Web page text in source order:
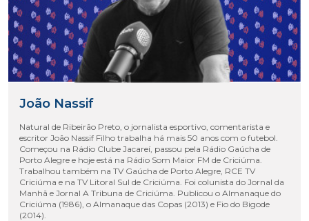
João Nassif
Natural de Ribeirão Preto, o jornalista esportivo, comentarista e
escritor João Nassif Filho trabalha há mais 50 anos com o futebol.
Começou na Rádio Clube Jacareí, passou pela Rádio Gaúcha de
Porto Alegre e hoje está na Rádio Som Maior FM de Criciúma.
Trabalhou também na TV Gaúcha de Porto Alegre, RCE TV
Criciúma e na TV Litoral Sul de Criciúma. Foi colunista do Jornal da
Manhã e Jornal A Tribuna de Criciúma. Publicou o Almanaque do
Criciúma (1986), o Almanaque das Copas (2013) e Fio do Bigode
(2014).